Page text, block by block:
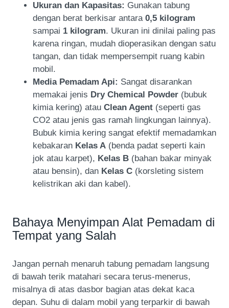
Ukuran dan Kapasitas: Gunakan tabung
dengan berat berkisar antara 0,5 kilogram
sampai 1 kilogram. Ukuran ini dinilai paling pas
karena ringan, mudah dioperasikan dengan satu
tangan, dan tidak mempersempit ruang kabin
mobil.
Media Pemadam Api: Sangat disarankan
memakai jenis Dry Chemical Powder (bubuk
kimia kering) atau Clean Agent (seperti gas
CO2 atau jenis gas ramah lingkungan lainnya).
Bubuk kimia kering sangat efektif memadamkan
kebakaran Kelas A (benda padat seperti kain
jok atau karpet), Kelas B (bahan bakar minyak
atau bensin), dan Kelas C (korsleting sistem
kelistrikan aki dan kabel).
Bahaya Menyimpan Alat Pemadam di
Tempat yang Salah
Jangan pernah menaruh tabung pemadam langsung
di bawah terik matahari secara terus-menerus,
misalnya di atas dasbor bagian atas dekat kaca
depan. Suhu di dalam mobil yang terparkir di bawah